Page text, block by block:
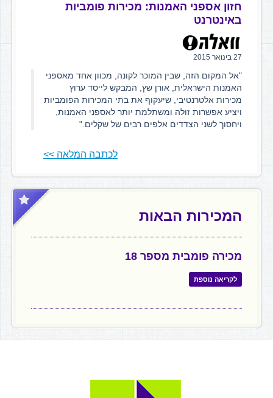
חזון אספני האמנות: מכירות פומביות
באינטרנט
27 בינואר 2015
"אל המקום הזה, שבין המוכר לקונה, מכוון אחד מאספני
האמנות הישראלית, אורן שץ, המבקש לייסד ערוץ
מכירות אלטרנטיבי, שיעקוף את בתי המכירות הפומביות
ויציע אפשרות זולה ומשתלמת יותר לאספני האמנות,
ויחסוך לשני הצדדים אלפים רבים של שקלים."
לכתבה המלאה >>
המכירות הבאות
מכירה פומבית מספר 18
לקריאה נוספת